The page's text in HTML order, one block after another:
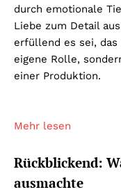
durch emotionale
Liebe zum Detail
erfüllend es sei, das
eigene Rolle,
einer Produktion.
Mehr lesen
Rückblickend:
ausmachte